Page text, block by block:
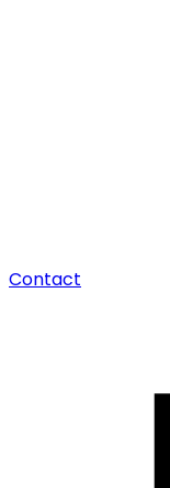
Contact